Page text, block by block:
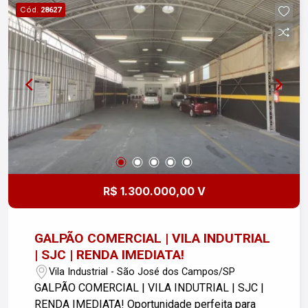
Camaroeiro Próxima ao Centro de Caraguatatuba
Fácil acesso às praias, comércios, escolas,
supermercados e serviços. Uma oportunidade
rara em Caraguatatuba Imóveis com terreno
amplo, construção sólida, localização estratégica
e possibilidade de gerar renda são cada vez
mais valorizados no litoral norte paulista. Agende
uma visita e conheça pessoalmente esta
excelente oportunidade.
Cód. 28627
R$ 1.300.000,00 V
GALPÃO COMERCIAL | VILA INDUTRIAL
| SJC | RENDA IMEDIATA!
Vila Industrial - São José dos Campos/SP
GALPÃO COMERCIAL | VILA INDUTRIAL | SJC |
RENDA IMEDIATA! Oportunidade perfeita para